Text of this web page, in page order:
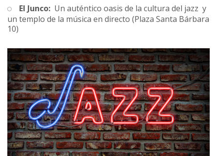
El Junco: Un auténtico oasis de la cultura del jazz y
un templo de la música en directo (Plaza Santa Bárbara
10)